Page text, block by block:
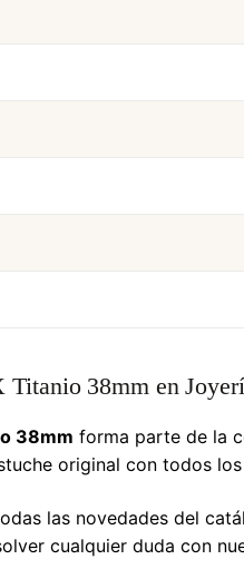
Titanio 38mm en
38mm forma parte de la
original con todos
las novedades del
cualquier duda con